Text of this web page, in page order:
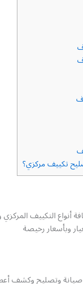
تكييف مركزي؟
التكييف المركزي
وبأسعار رخيصة
صيانة وتصليح وكشف